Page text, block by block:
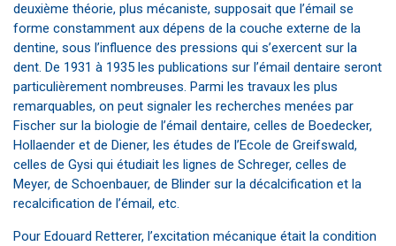
deuxième théorie, plus mécaniste, supposait que l’émail se
forme constamment aux dépens de la couche externe de la
dentine, sous l’influence des pressions qui s’exercent sur la
dent. De 1931 à 1935 les publications sur l’émail dentaire seront
particulièrement nombreuses. Parmi les travaux les plus
remarquables, on peut signaler les recherches menées par
Fischer sur la biologie de l’émail dentaire, celles de Boedecker,
Hollaender et de Diener, les études de l’Ecole de Greifswald,
celles de Gysi qui étudiait les lignes de Schreger, celles de
Meyer, de Schoenbauer, de Blinder sur la décalcification et la
recalcification de l’émail, etc.
Pour Edouard Retterer, l’excitation mécanique était la condition